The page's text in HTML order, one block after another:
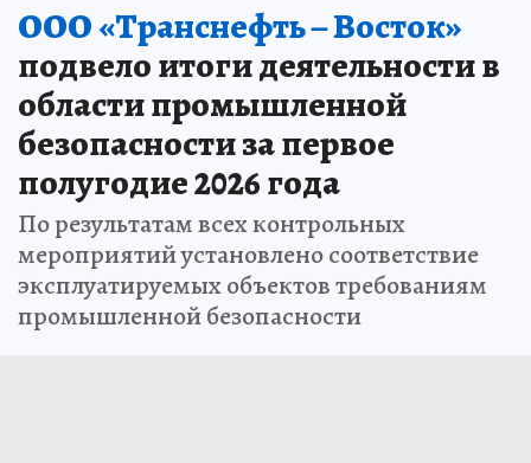
ООО «Транснефть – Восток»
подвело итоги деятельности в
области промышленной
безопасности за первое
полугодие 2026 года
По результатам всех контрольных
мероприятий установлено соответствие
эксплуатируемых объектов требованиям
промышленной безопасности